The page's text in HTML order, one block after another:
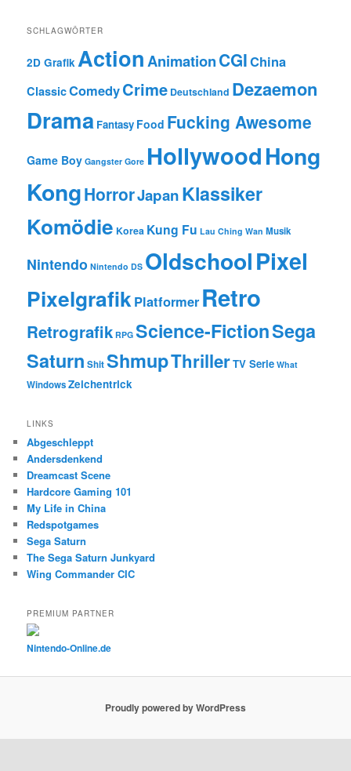
SCHLAGWÖRTER
2D GrafikActionAnimationCGIChina
ClassicComedyCrime Deutschland Dezaemon
Drama Fantasy Food Fucking Awesome
Game Boy Gangster Gore HollywoodHong
KongHorrorJapanKlassiker
Komödie Korea Kung Fu Lau Ching Wan Musik
Nintendo Nintendo DS OldschoolPixel
PixelgrafikPlatformer Retro
Retrografik RPG Science-FictionSega
Saturn ShitShmupThrillerTV Serie What
WindowsZeichentrick
LINKS
Abgeschleppt
Andersdenkend
Dreamcast Scene
Hardcore Gaming 101
My Life in China
Redspotgames
Sega Saturn
The Sega Saturn Junkyard
Wing Commander CIC
PREMIUM PARTNER
Nintendo-Online.de
Proudly powered by WordPress